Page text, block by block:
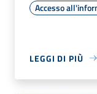
Accesso
LEGGI DI PIÙ